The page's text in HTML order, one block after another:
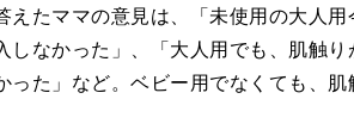
えたママの意見は、「未使用の大人
しなかった」、「大人用でも、肌触
った」など。ベビー用でなくても、